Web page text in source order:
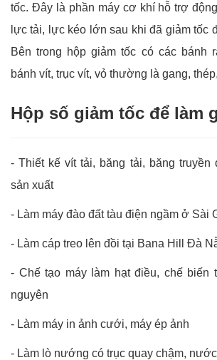
tốc. Đây là phần máy cơ khí hỗ trợ
lực tải, lực kéo lớn sau khi đã giảm tốc
Bên trong hộp giảm tốc có các bánh
bánh vít, trục vít, vỏ thường là gang,
Hộp số giảm tốc để làm
- Thiết kế vít tải, băng tải, băng truyền
sản xuất
- Làm máy đào đất tàu điện ngầm ở Sài
- Làm cáp treo lên đồi tại Bana Hill Đà
- Chế tạo máy làm hạt điều, chế biến
nguyên
- Làm máy in ảnh cưới, máy ép ảnh
- Làm lò nướng có trục quay chậm,